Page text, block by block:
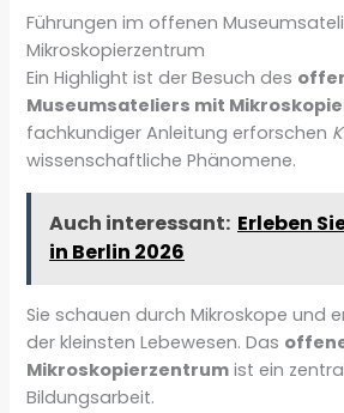
Führungen im offenen
Mikroskopierzentrum
Ein Highlight ist der Besuch des
Museumsateliers mit
fachkundiger Anleitung erforschen
wissenschaftliche Phänomene.
Auch interessant: Erleben
in Berlin 2026
Sie schauen durch Mikroskope und
der kleinsten Lebewesen. Das
Mikroskopierzentrum ist ein
Bildungsarbeit.